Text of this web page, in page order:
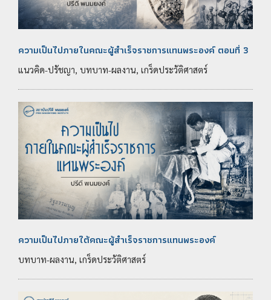
ความเป็นไปภายในคณะผู้สำเร็จราชการแทนพระองค์ ตอนที่ 3
แนวคิด-ปรัชญา, บทบาท-ผลงาน, เกร็ดประวัติศาสตร์
ความเป็นไปภายใต้คณะผู้สำเร็จราชการแทนพระองค์
บทบาท-ผลงาน, เกร็ดประวัติศาสตร์